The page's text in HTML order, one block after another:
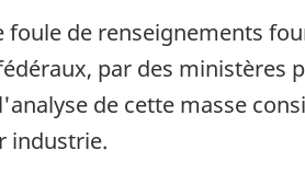
de renseignements
par des ministères
de cette masse
industrie.